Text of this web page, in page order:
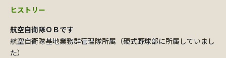
ヒストリー
航空自衛隊ＯＢです
航空自衛隊基地業務群管理隊所属（硬式野球部に所属していまし
た）